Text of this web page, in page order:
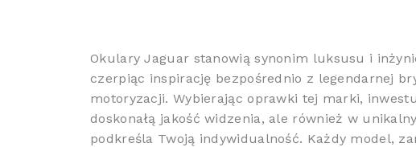
Okulary Jaguar stanowią synonim luksusu i
czerpiąc inspirację bezpośrednio z legendarnej
motoryzacji. Wybierając oprawki tej marki,
doskonałą jakość widzenia, ale również w
podkreśla Twoją indywidualność. Każdy model,